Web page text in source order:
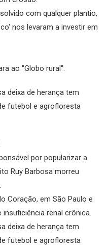
com qualquer plantio,
nos levaram a investir em
ao "Globo rural".
deixa de herança tem
futebol e agrofloresta
por popularizar a
Ruy Barbosa morreu
Coração, em São Paulo e
renal crônica.
deixa de herança tem
futebol e agrofloresta